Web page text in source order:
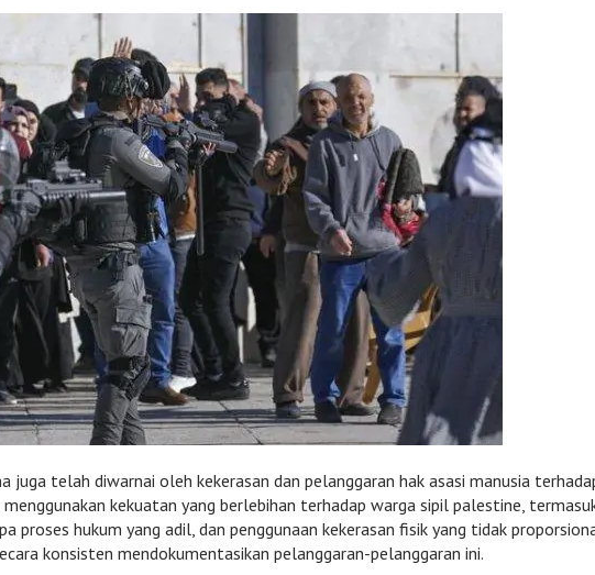
juga telah diwarnai oleh kekerasan dan pelanggaran hak asasi manusia
kekuatan yang berlebihan terhadap warga sipil palestine,
proses hukum yang adil, dan penggunaan kekerasan fisik yang tidak
konsisten mendokumentasikan pelanggaran-pelanggaran ini.